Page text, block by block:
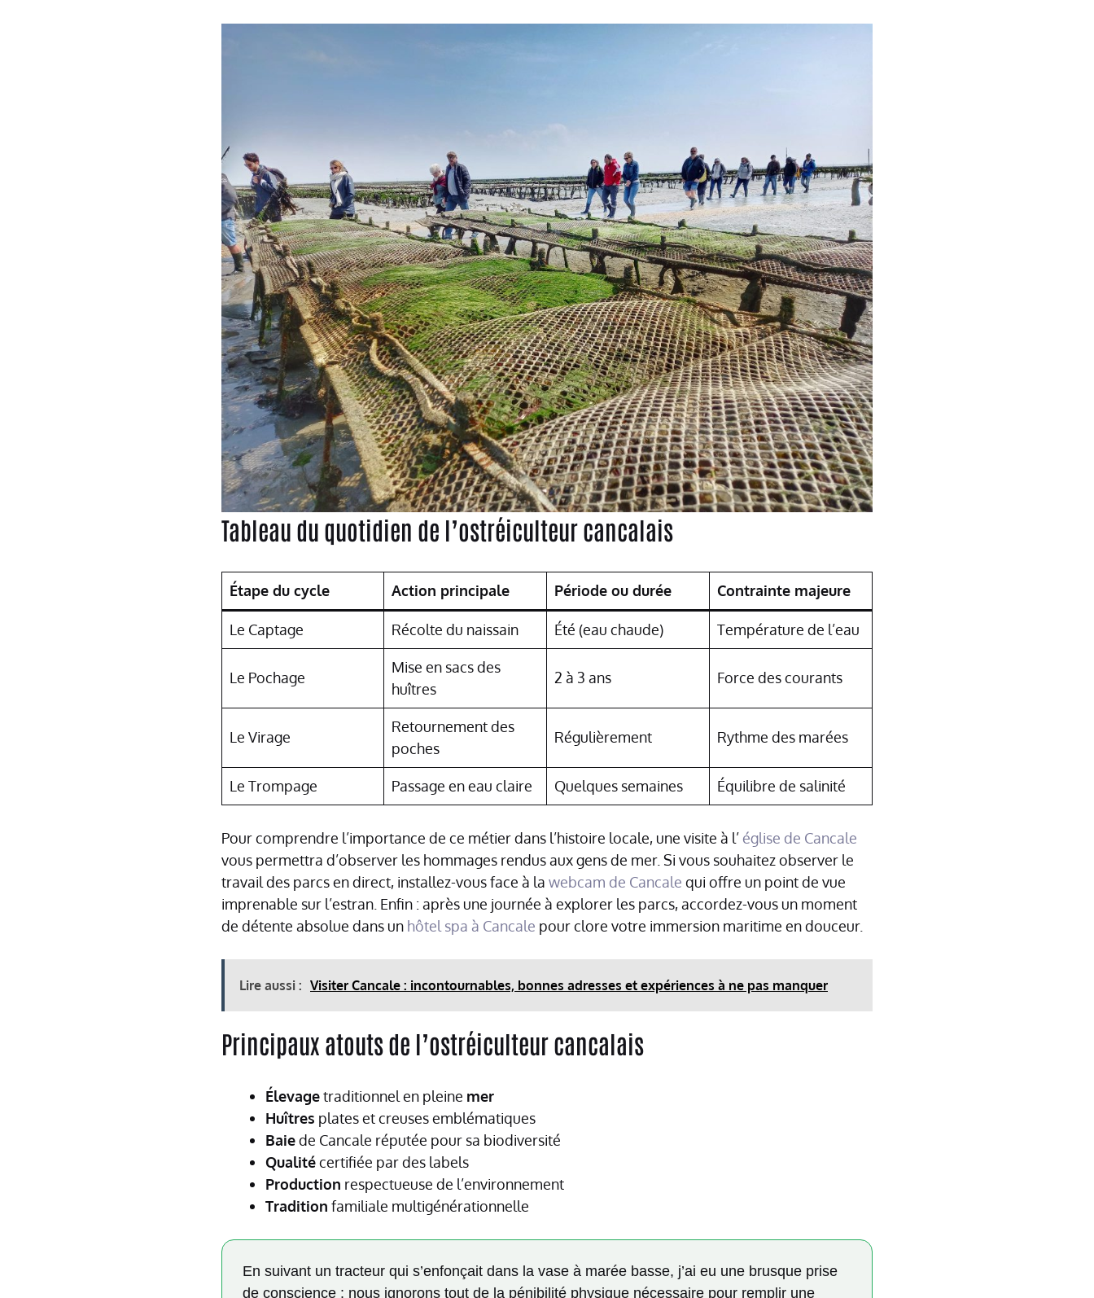
Tableau du quotidien de l’ostréiculteur cancalais
Étape du cycle Action principale Période ou durée Contrainte majeure
Le Captage Récolte du naissain Été (eau chaude) Température de l’eau
Le Pochage
Mise en sacs des
huîtres
2 à 3 ans Force des courants
Le Virage
Retournement des
poches
Régulièrement Rythme des marées
Le Trompage Passage en eau claire Quelques semaines Équilibre de salinité
Pour comprendre l’importance de ce métier dans l’histoire locale, une visite à l’ église de Cancale
vous permettra d’observer les hommages rendus aux gens de mer. Si vous souhaitez observer le
travail des parcs en direct, installez-vous face à la webcam de Cancale qui offre un point de vue
imprenable sur l’estran. Enfin : après une journée à explorer les parcs, accordez-vous un moment
de détente absolue dans un hôtel spa à Cancale pour clore votre immersion maritime en douceur.
Lire aussi : Visiter Cancale : incontournables, bonnes adresses et expériences à ne pas manquer
Principaux atouts de l’ostréiculteur cancalais
Élevagetraditionnel en pleine mer
Huîtres plates et creuses emblématiques
Baiede Cancale réputée pour sa biodiversité
Qualitécertifiée par des labels
Production respectueuse de l’environnement
Tradition familiale multigénérationnelle
En suivant un tracteur qui s’enfonçait dans la vase à marée basse, j’ai eu une brusque prise
de conscience : nous ignorons tout de la pénibilité physique nécessaire pour remplir une